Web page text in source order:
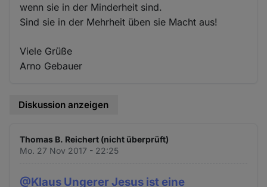
wenn sie in der Minderheit sind.
Sind sie in der Mehrheit üben sie Macht aus!
Viele Grüße
Arno Gebauer
Diskussion anzeigen
Thomas B. Reichert (nicht überprüft)
Mo. 27 Nov 2017 - 22:25
@Klaus Ungerer Jesus ist eine